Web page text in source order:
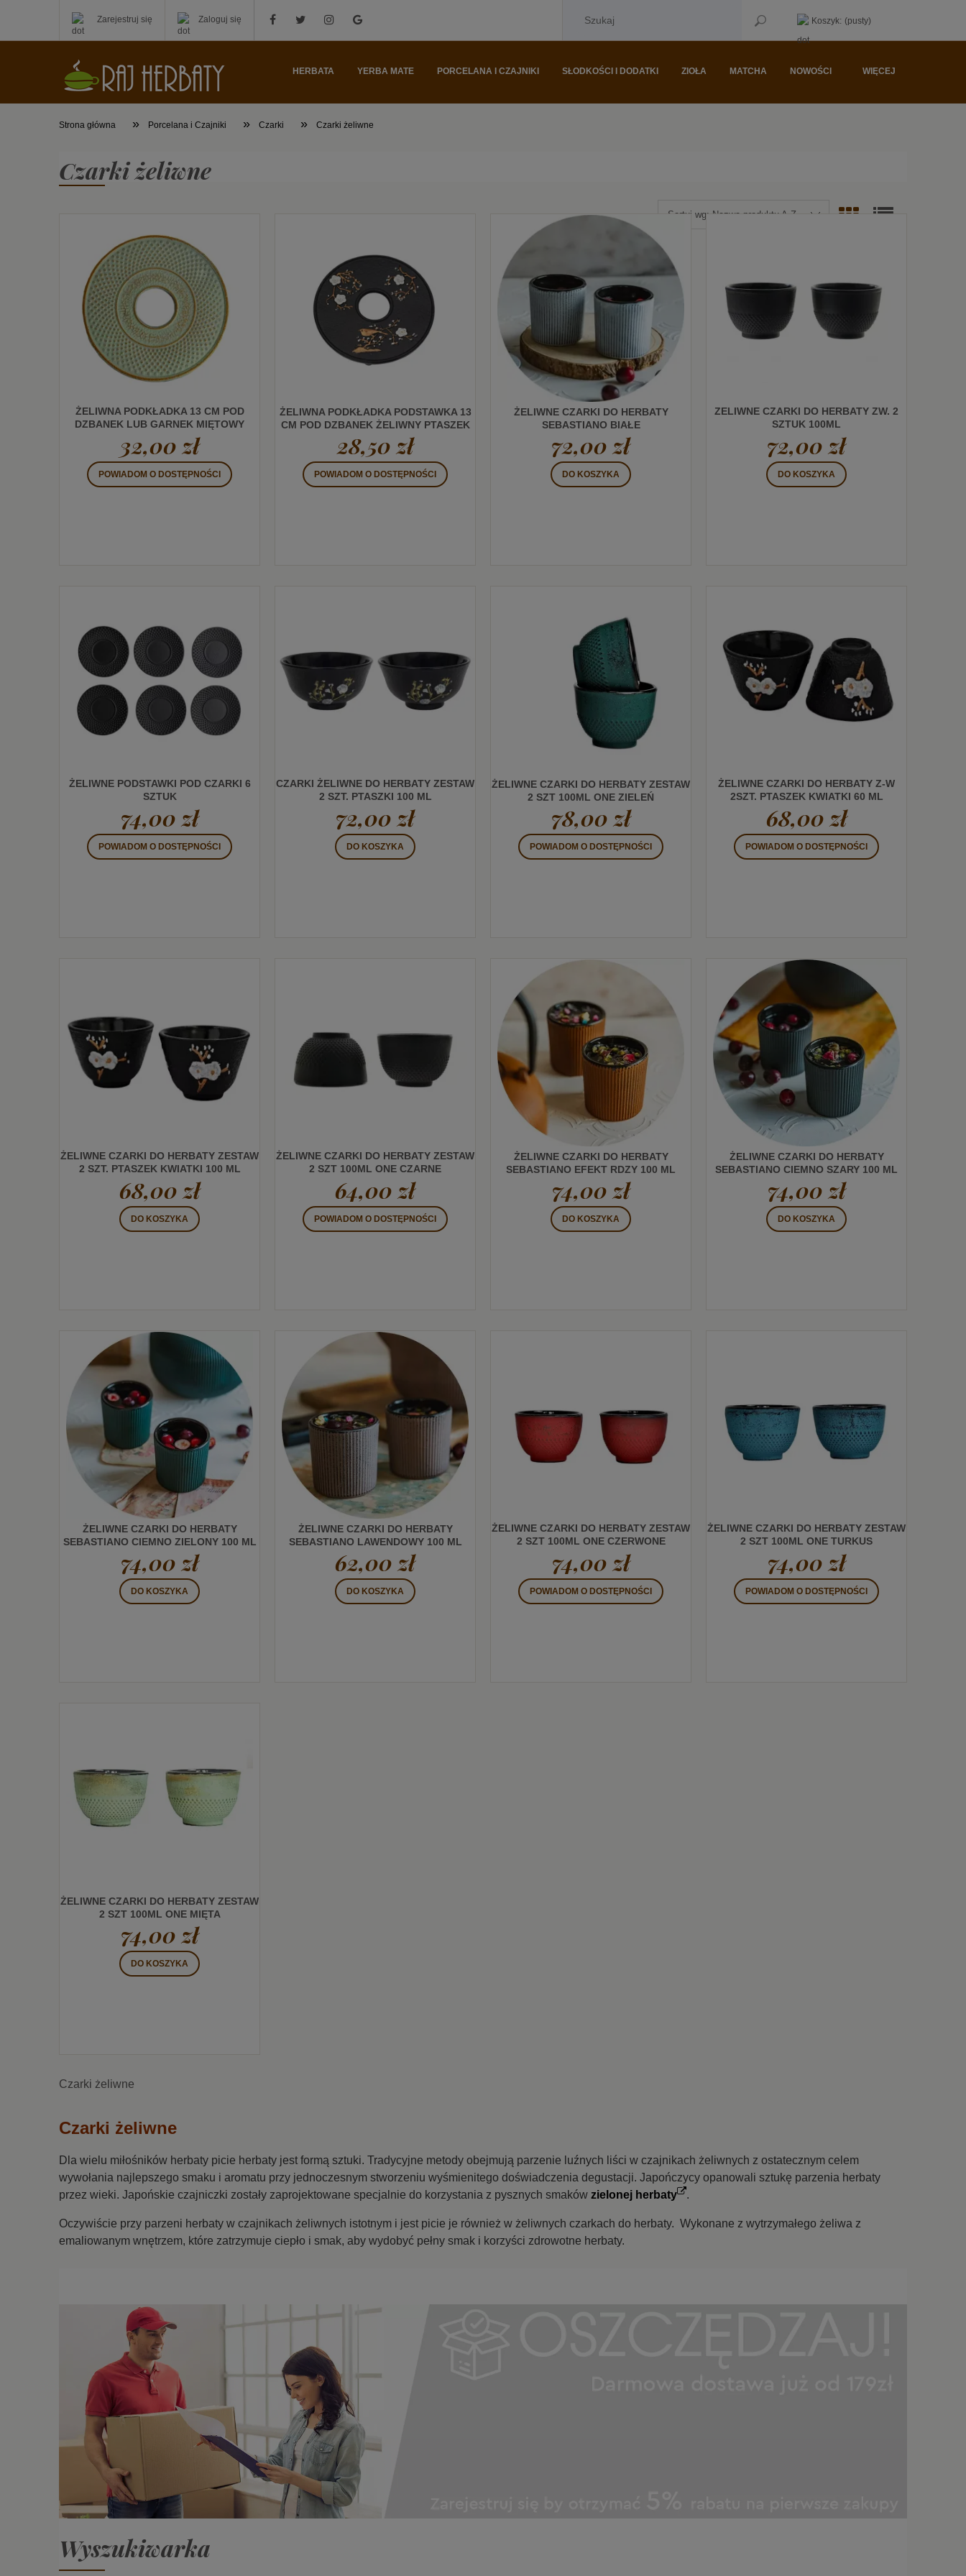
Zarejestruj się Zaloguj się Koszyk: (pusty)
HERBATA YERBA MATE PORCELANA I CZAJNIKI SŁODKOŚCI I DODATKI ZIOŁA MATCHA NOWOŚCI WIĘCEJ
Strona główna » Porcelana i Czajniki » Czarki » Czarki żeliwne
Czarki żeliwne
Sortuj wg: Nazwa produktu A-Z
ŻELIWNA PODKŁADKA 13 CM POD
DZBANEK LUB GARNEK MIĘTOWY
32,00 zł
POWIADOM O DOSTĘPNOŚCI
ŻELIWNA PODKŁADKA PODSTAWKA 13
CM POD DZBANEK ŻELIWNY PTASZEK
28,50 zł
POWIADOM O DOSTĘPNOŚCI
ŻELIWNE CZARKI DO HERBATY
SEBASTIANO BIAŁE
72,00 zł
DO KOSZYKA
ZELIWNE CZARKI DO HERBATY ZW. 2
SZTUK 100ML
72,00 zł
DO KOSZYKA
ŻELIWNE PODSTAWKI POD CZARKI 6
SZTUK
74,00 zł
POWIADOM O DOSTĘPNOŚCI
CZARKI ŻELIWNE DO HERBATY ZESTAW
2 SZT. PTASZKI 100 ML
72,00 zł
DO KOSZYKA
ŻELIWNE CZARKI DO HERBATY ZESTAW
2 SZT 100ML ONE ZIELEŃ
78,00 zł
POWIADOM O DOSTĘPNOŚCI
ŻELIWNE CZARKI DO HERBATY Z-W
2SZT. PTASZEK KWIATKI 60 ML
68,00 zł
POWIADOM O DOSTĘPNOŚCI
ŻELIWNE CZARKI DO HERBATY ZESTAW
2 SZT. PTASZEK KWIATKI 100 ML
68,00 zł
DO KOSZYKA
ŻELIWNE CZARKI DO HERBATY ZESTAW
2 SZT 100ML ONE CZARNE
64,00 zł
POWIADOM O DOSTĘPNOŚCI
ŻELIWNE CZARKI DO HERBATY
SEBASTIANO EFEKT RDZY 100 ML
74,00 zł
DO KOSZYKA
ŻELIWNE CZARKI DO HERBATY
SEBASTIANO CIEMNO SZARY 100 ML
74,00 zł
DO KOSZYKA
ŻELIWNE CZARKI DO HERBATY
SEBASTIANO CIEMNO ZIELONY 100 ML
74,00 zł
DO KOSZYKA
ŻELIWNE CZARKI DO HERBATY
SEBASTIANO LAWENDOWY 100 ML
62,00 zł
DO KOSZYKA
ŻELIWNE CZARKI DO HERBATY ZESTAW
2 SZT 100ML ONE CZERWONE
74,00 zł
POWIADOM O DOSTĘPNOŚCI
ŻELIWNE CZARKI DO HERBATY ZESTAW
2 SZT 100ML ONE TURKUS
74,00 zł
POWIADOM O DOSTĘPNOŚCI
ŻELIWNE CZARKI DO HERBATY ZESTAW
2 SZT 100ML ONE MIĘTA
74,00 zł
DO KOSZYKA
Czarki żeliwne
Czarki żeliwne
Dla wielu miłośników herbaty picie herbaty jest formą sztuki. Tradycyjne metody obejmują parzenie luźnych liści w czajnikach żeliwnych z ostatecznym celem
wywołania najlepszego smaku i aromatu przy jednoczesnym stworzeniu wyśmienitego doświadczenia degustacji. Japończycy opanowali sztukę parzenia herbaty
przez wieki. Japońskie czajniczki zostały zaprojektowane specjalnie do korzystania z pysznych smaków zielonej herbaty .
Oczywiście przy parzeni herbaty w czajnikach żeliwnych istotnym i jest picie je również w żeliwnych czarkach do herbaty. Wykonane z wytrzymałego żeliwa z
emaliowanym wnętrzem, które zatrzymuje ciepło i smak, aby wydobyć pełny smak i korzyści zdrowotne herbaty.
Wyszukiwarka